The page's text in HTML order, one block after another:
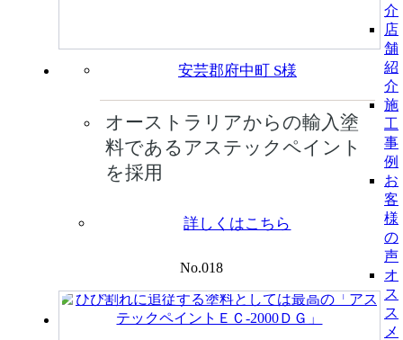
介
店
舗
紹
介
施
工
事
例
お
客
様
の
声
オ
ス
ス
メ
安芸郡府中町 S様
オーストラリアからの輸入塗
料であるアステックペイント
を採用
詳しくはこちら
No.018